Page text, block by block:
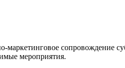
сопровождение
мероприятия.